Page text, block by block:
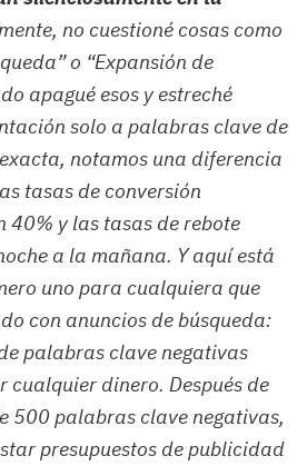
no cuestioné cosas como
o “Expansión de
apagué esos y estreché
solo a palabras clave de
notamos una diferencia
tasas de conversión
40% y las tasas de rebote
a la mañana. Y aquí está
uno para cualquiera que
con anuncios de búsqueda:
palabras clave negativas
cualquier dinero. Después de
500 palabras clave negativas,
presupuestos de publicidad